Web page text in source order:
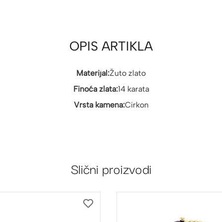
OPIS ARTIKLA
Materijal:Žuto zlato
Finoća zlata:14 karata
Vrsta kamena:Cirkon
Slični proizvodi